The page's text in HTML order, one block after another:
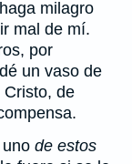
milagro
mal de mí.
por
un vaso de
Cristo, de
de estos